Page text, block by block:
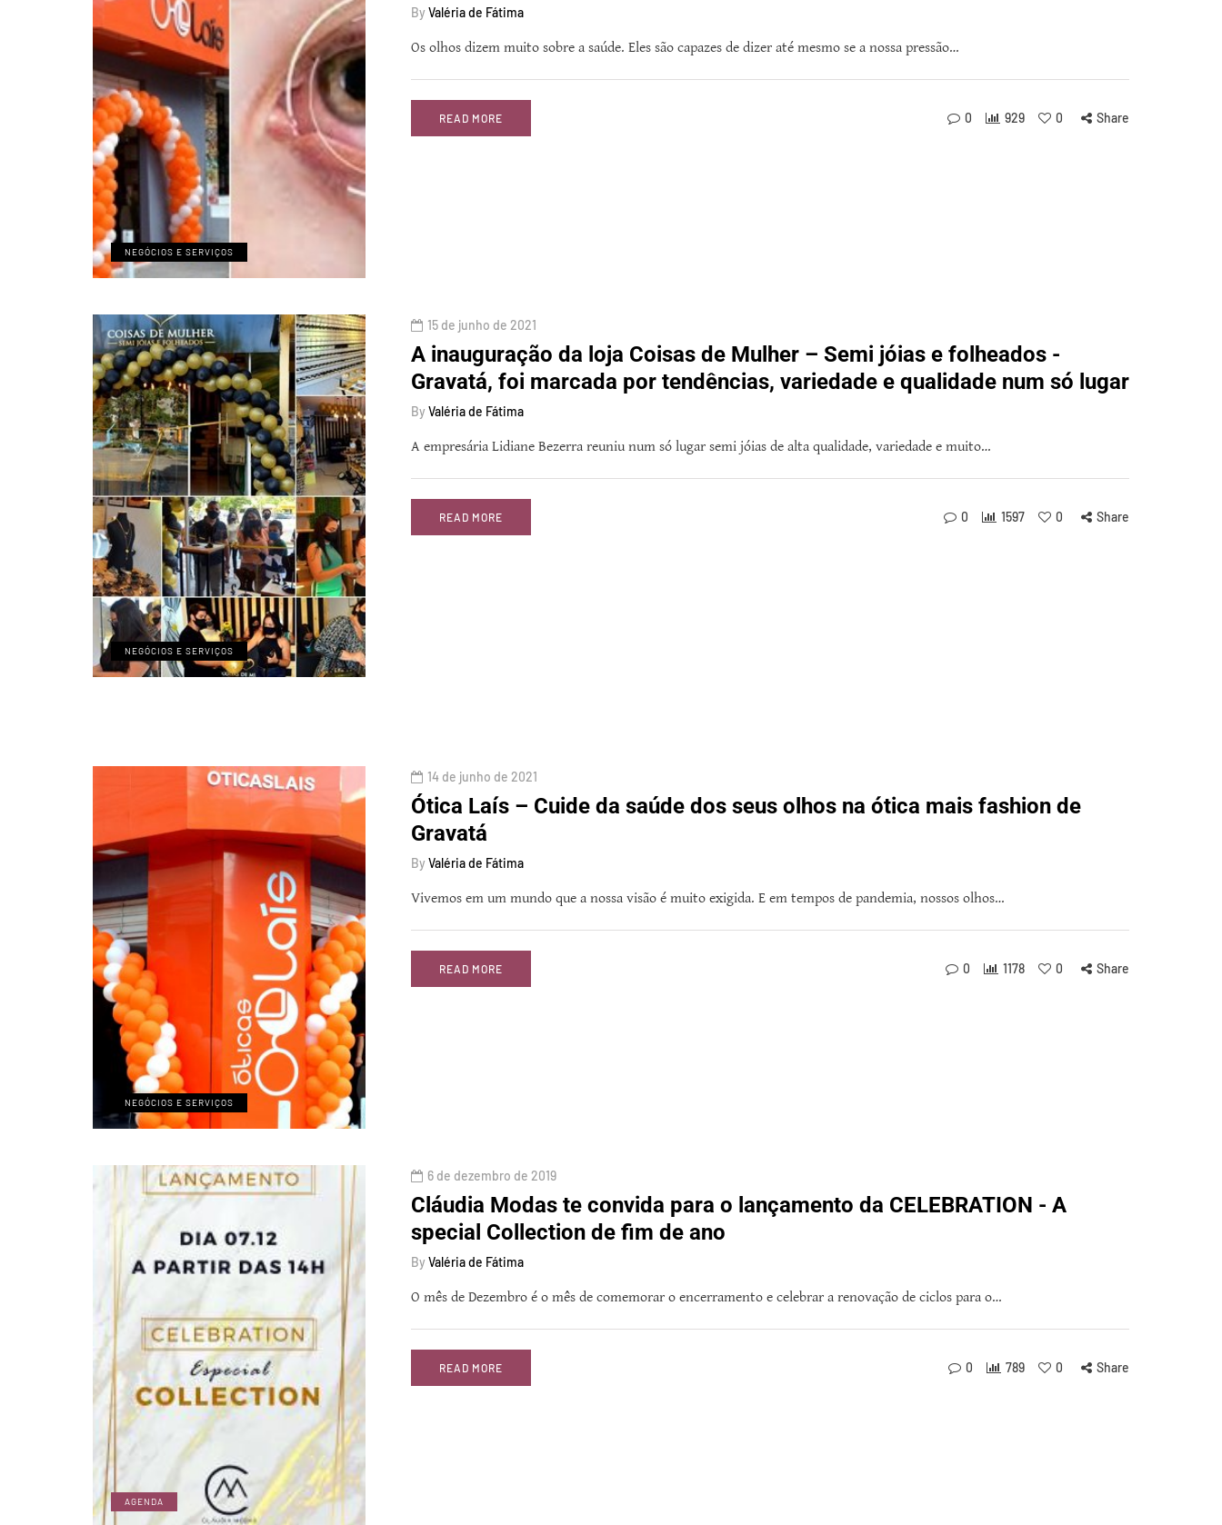
NEGÓCIOS E SERVIÇOS
By Valéria de Fátima
Os olhos dizem muito sobre a saúde. Eles são capazes de dizer até mesmo se a nossa pressão…
READ MORE 0 929 0 Share
NEGÓCIOS E SERVIÇOS
15 de junho de 2021
A inauguração da loja Coisas de Mulher – Semi jóias e folheados -
Gravatá, foi marcada por tendências, variedade e qualidade num só lugar
By Valéria de Fátima
A empresária Lidiane Bezerra reuniu num só lugar semi jóias de alta qualidade, variedade e muito…
READ MORE 0 1597 0 Share
NEGÓCIOS E SERVIÇOS
14 de junho de 2021
Ótica Laís – Cuide da saúde dos seus olhos na ótica mais fashion de
Gravatá
By Valéria de Fátima
Vivemos em um mundo que a nossa visão é muito exigida. E em tempos de pandemia, nossos olhos…
READ MORE 0 1178 0 Share
AGENDA
6 de dezembro de 2019
Cláudia Modas te convida para o lançamento da CELEBRATION - A
special Collection de fim de ano
By Valéria de Fátima
O mês de Dezembro é o mês de comemorar o encerramento e celebrar a renovação de ciclos para o…
READ MORE 0 789 0 Share